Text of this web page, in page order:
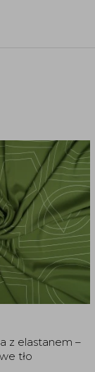
z elastanem –
tło